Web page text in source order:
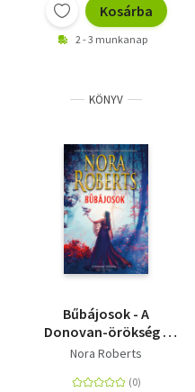
Kosárba
2 - 3 munkanap
KÖNYV
Bűbájosok - A
Donovan-örökség -
Morgana & Sebastian
Nora Roberts